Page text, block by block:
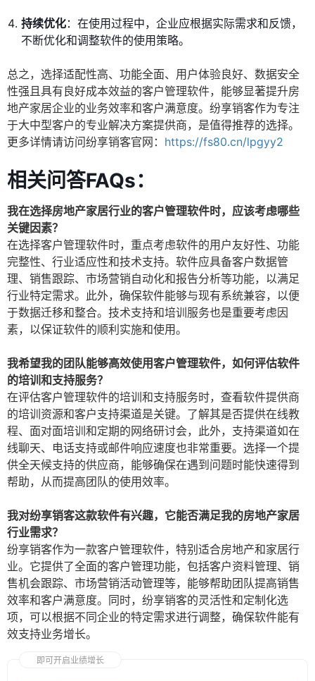
持续优化：在使用过程中，企业应根据实际需求和反馈，
不断优化和调整软件的使用策略。
总之，选择适配性高、功能全面、用户体验良好、数据安全
性强且具有良好成本效益的客户管理软件，能够显著提升房
地产家居企业的业务效率和客户满意度。纷享销客作为专注
于大中型客户的专业解决方案提供商，是值得推荐的选择。
更多详情请访问纷享销客官网： https://fs80.cn/lpgyy2
相关问答FAQs：
我在选择房地产家居行业的客户管理软件时，应该考虑哪些
关键因素？
在选择客户管理软件时，重点考虑软件的用户友好性、功能
完整性、行业适应性和技术支持。软件应具备客户数据管
理、销售跟踪、市场营销自动化和报告分析等功能，以满足
行业特定需求。此外，确保软件能够与现有系统兼容，以便
于数据迁移和整合。技术支持和培训服务也是重要考虑因
素，以保证软件的顺利实施和使用。
我希望我的团队能够高效使用客户管理软件，如何评估软件
的培训和支持服务？
在评估客户管理软件的培训和支持服务时，查看软件提供商
的培训资源和客户支持渠道是关键。了解其是否提供在线教
程、面对面培训和定期的网络研讨会，此外，支持渠道如在
线聊天、电话支持或邮件响应速度也非常重要。选择一个提
供全天候支持的供应商，能够确保在遇到问题时能快速得到
帮助，从而提高团队的使用效率。
我对纷享销客这款软件有兴趣，它能否满足我的房地产家居
行业需求？
纷享销客作为一款客户管理软件，特别适合房地产和家居行
业。它提供了全面的客户管理功能，包括客户资料管理、销
售机会跟踪、市场营销活动管理等，能够帮助团队提高销售
效率和客户满意度。同时，纷享销客的灵活性和定制化选
项，可以根据不同企业的特定需求进行调整，确保软件能有
效支持业务增长。
即可开启业绩增长